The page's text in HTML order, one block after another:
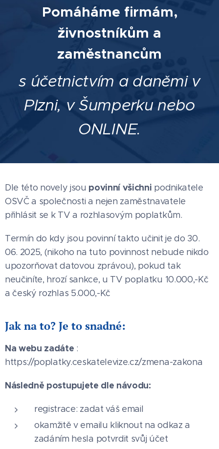
Pomáháme firmám,
živnostníkům a
zaměstnancům
s účetnictvím a daněmi v
Plzni, v Šumperku nebo
ONLINE.
Dle této novely jsou povinní všichni podnikatele
OSVČ a společnosti a nejen zaměstnavatele
přihlásit se k TV a rozhlasovým poplatkům.
Termín do kdy jsou povinní takto učinit je do 30.
06. 2025, (nikoho na tuto povinnost nebude nikdo
upozorňovat datovou zprávou), pokud tak
neučiníte, hrozí sankce, u TV poplatku 10.000,-Kč
a český rozhlas 5.000,-Kč
Jak na to? Je to snadné:
Na webu zadáte :
https://poplatky.ceskatelevize.cz/zmena-zakona
Následně postupujete dle návodu:
registrace: zadat váš email
okamžitě v emailu kliknout na odkaz a
zadáním hesla potvrdit svůj účet